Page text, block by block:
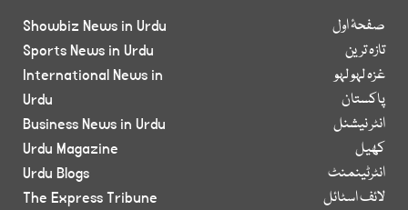
صفحۂ اول
تازہ ترین
غزہ لہو لہو
پاکستان
انٹر نیشنل
کھیل
انٹرٹینمنٹ
لائف اسٹائل
Showbiz News in Urdu
Sports News in Urdu
International News in
Urdu
Business News in Urdu
Urdu Magazine
Urdu Blogs
The Express Tribune